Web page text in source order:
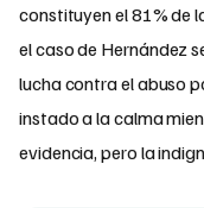
constituyen el 81% de
el caso de Hernández
lucha contra el abuso
instado a la calma
evidencia, pero la